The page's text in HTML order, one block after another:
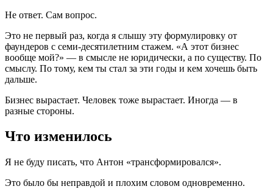
Не ответ. Сам вопрос.
Это не первый раз, когда я слышу эту формулировку от
фаундеров с семи-десятилетним стажем. «А этот бизнес
вообще мой?» — в смысле не юридически, а по существу. По
смыслу. По тому, кем ты стал за эти годы и кем хочешь быть
дальше.
Бизнес вырастает. Человек тоже вырастает. Иногда — в
разные стороны.
Что изменилось
Я не буду писать, что Антон «трансформировался».
Это было бы неправдой и плохим словом одновременно.